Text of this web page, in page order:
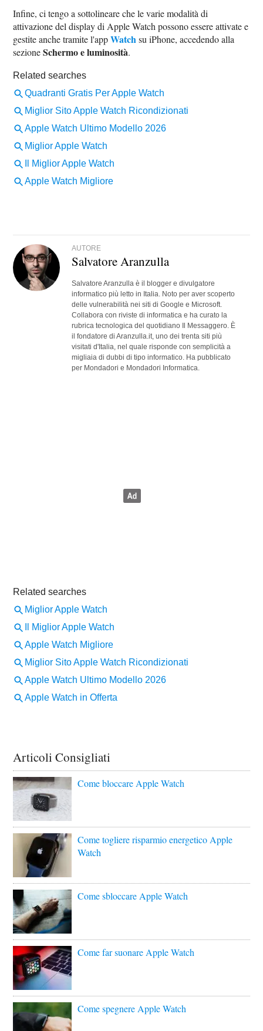
Infine, ci tengo a sottolineare che le varie modalità di
attivazione del display di Apple Watch possono essere attivate e
gestite anche tramite l'appWatchsu iPhone, accedendo alla
sezioneSchermo e luminosità.
AUTORE
Salvatore Aranzulla
Salvatore Aranzulla è il blogger e divulgatore
informatico più letto in Italia. Noto per aver scoperto
delle vulnerabilità nei siti di Google e Microsoft.
Collabora con riviste di informatica e ha curato la
rubrica tecnologica del quotidiano Il Messaggero. È
il fondatore di Aranzulla.it, uno dei trenta siti più
visitati d'Italia, nel quale risponde con semplicità a
migliaia di dubbi di tipo informatico. Ha pubblicato
per Mondadori e Mondadori Informatica.
Articoli Consigliati
Come bloccare Apple Watch
Come togliere risparmio energetico Apple
Watch
Come sbloccare Apple Watch
Come far suonare Apple Watch
Come spegnere Apple Watch